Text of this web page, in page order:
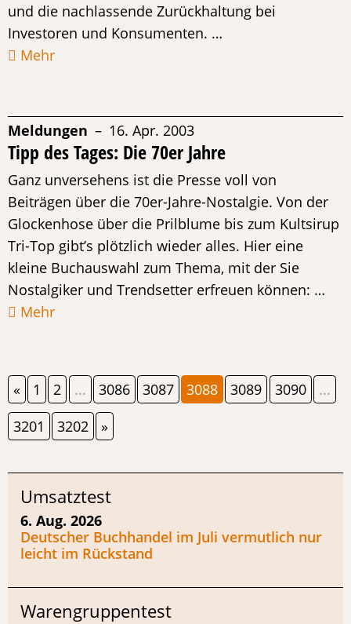
und die nachlassende Zurückhaltung bei
Investoren und Konsumenten. …
Mehr
Meldungen – 16. Apr. 2003
Tipp des Tages: Die 70er Jahre
Ganz unversehens ist die Presse voll von
Beiträgen über die 70er-Jahre-Nostalgie. Von der
Glockenhose über die Prilblume bis zum Kultsirup
Tri-Top gibt’s plötzlich wieder alles. Hier eine
kleine Buchauswahl zum Thema, mit der Sie
Nostalgiker und Trendsetter erfreuen können: …
Mehr
« 1 2 ... 3086 3087 3088 3089 3090
...
3201
3202 »
Umsatztest
6. Aug. 2026
Deutscher Buchhandel im Juli vermutlich nur
leicht im Rückstand
Warengruppentest